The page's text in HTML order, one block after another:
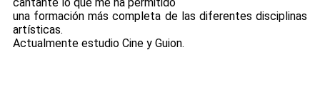
una formación más completa de las diferentes disciplinas
artísticas.
Actualmente estudio Cine y Guion.